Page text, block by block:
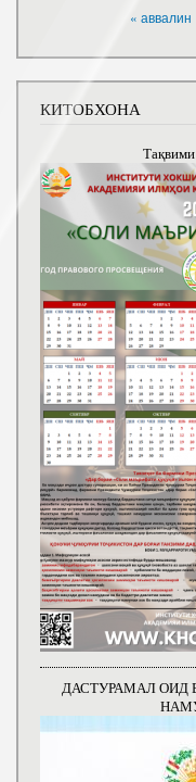
« аввалин
КИТОБХОНА
ДАСТУРАМАЛ ОИД